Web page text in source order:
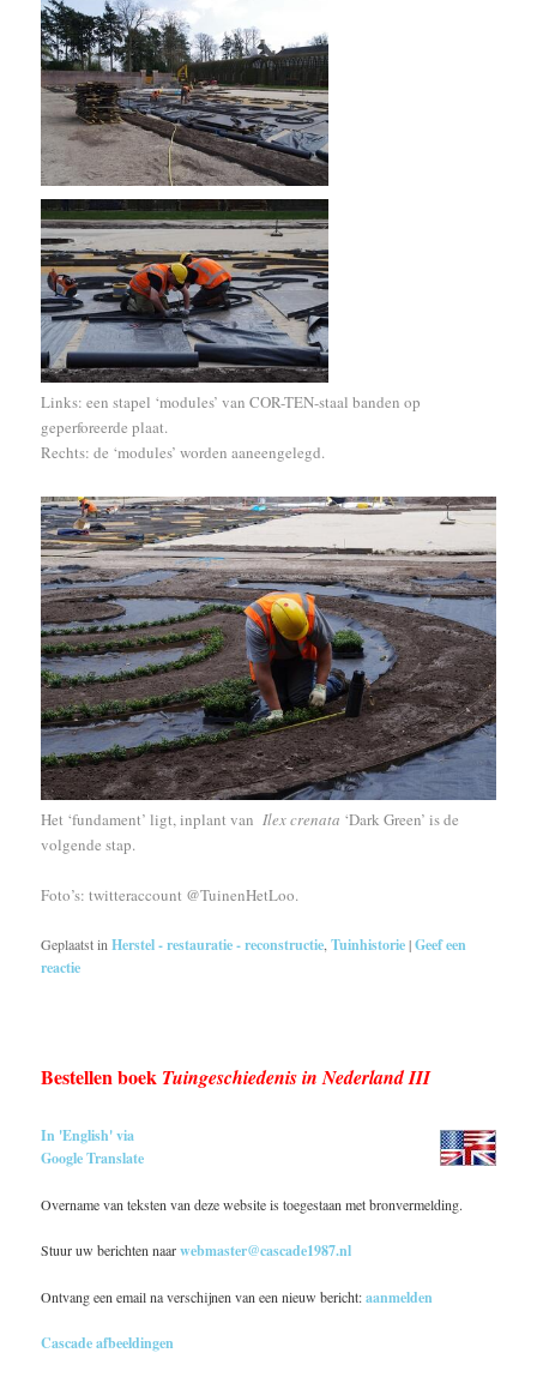
Links: een stapel ‘modules’ van COR-TEN-staal banden op
geperforeerde plaat.
Rechts: de ‘modules’ worden aaneengelegd.
Het ‘fundament’ ligt, inplant vanIlex crenata ‘Dark Green’ is de
volgende stap.
Foto’s: twitteraccount @TuinenHetLoo.
Geplaatst in Herstel - restauratie - reconstructie ,Tuinhistorie|Geef een
reactie
Bestellen boek Tuingeschiedenis in Nederland III
In 'English' via
Google Translate
Overname van teksten van deze website is toegestaan met bronvermelding.
Stuur uw berichten naarwebmaster@cascade1987.nl
Ontvang een email na verschijnen van een nieuw bericht:aanmelden
Cascade afbeeldingen